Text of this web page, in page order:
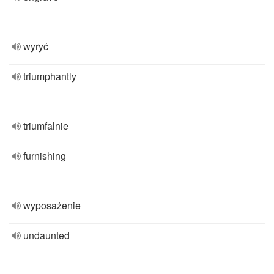
wyryć
triumphantly
triumfalnie
furnishing
wyposażenie
undaunted